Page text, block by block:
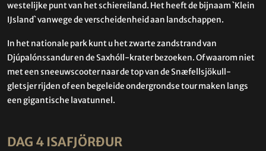
westelijke punt van het schiereiland. Het heeft de bijnaam `Klein
IJsland` vanwege de verscheidenheid aan landschappen.
In het nationale park kunt u het zwarte zandstrand van
Djúpalónssandur en de Saxhóll-krater bezoeken. Of waarom niet
met een sneeuwscooter naar de top van de Snæfellsjökull-
gletsjer rijden of een begeleide ondergrondse tour maken langs
een gigantische lavatunnel.
DAG 4 ISAFJÖRÐUR